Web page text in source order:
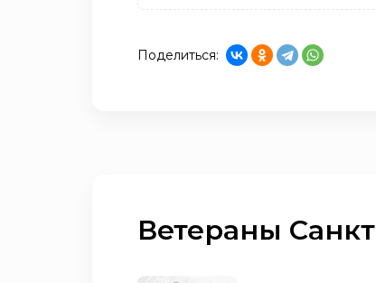
Поделиться:
Ветераны